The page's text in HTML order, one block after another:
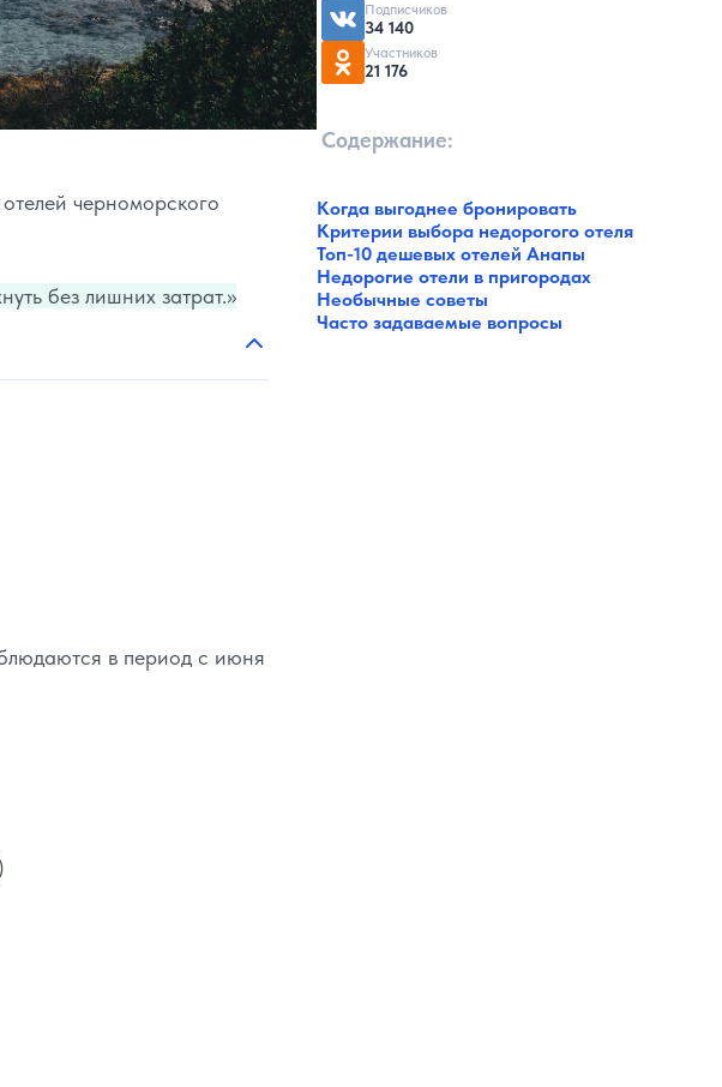
Подписчиков
34 140
Участников
21 176
Содержание:
Когда выгоднее бронировать
Критерии выбора недорогого отеля
Топ-10 дешевых отелей Анапы
Недорогие отели в пригородах
Необычные советы
Часто задаваемые вопросы
черноморского
без лишних затрат.
в период с июня